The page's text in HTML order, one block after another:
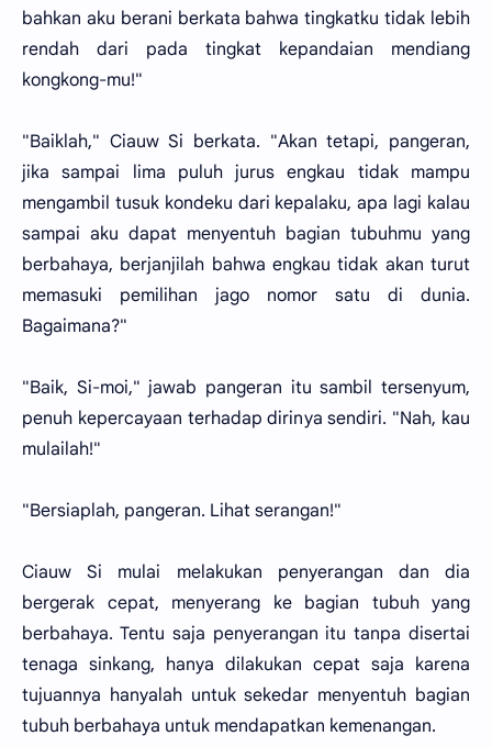
bahkan aku berani berkata bahwa tingkatku tidak lebih
rendah dari pada tingkat kepandaian mendiang
kongkong-mu!"
"Baiklah," Ciauw Si berkata. "Akan tetapi, pangeran,
jika sampai lima puluh jurus engkau tidak mampu
mengambil tusuk kondeku dari kepalaku, apa lagi kalau
sampai aku dapat menyentuh bagian tubuhmu yang
berbahaya, berjanjilah bahwa engkau tidak akan turut
memasuki pemilihan jago nomor satu di dunia.
Bagaimana?"
"Baik, Si-moi," jawab pangeran itu sambil tersenyum,
penuh kepercayaan terhadap dirinya sendiri. "Nah, kau
mulailah!"
"Bersiaplah, pangeran. Lihat serangan!"
Ciauw Si mulai melakukan penyerangan dan dia
bergerak cepat, menyerang ke bagian tubuh yang
berbahaya. Tentu saja penyerangan itu tanpa disertai
tenaga sinkang, hanya dilakukan cepat saja karena
tujuannya hanyalah untuk sekedar menyentuh bagian
tubuh berbahaya untuk mendapatkan kemenangan.